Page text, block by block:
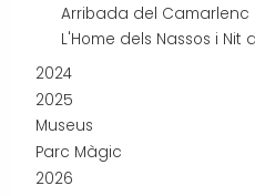
Arribada del Camarlenc
L'Home dels Nassos i Nit
2024
2025
Museus
Parc Màgic
2026